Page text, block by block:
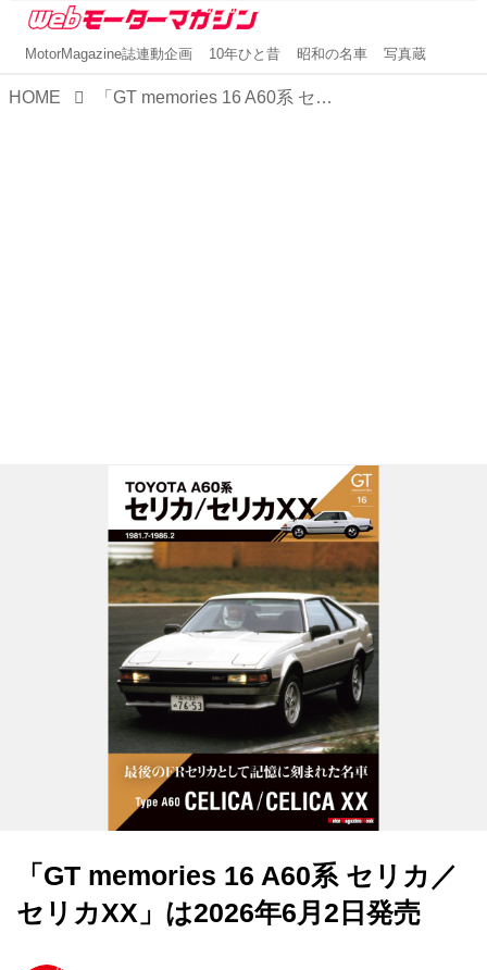
MotorMagazine誌連動企画 10年ひと昔 昭和の名車 写真蔵
HOME 「GT memories 16 A60系 セリカ／セリカXX」は2026年6月2日発売
「GT memories 16 A60系 セリカ／
セリカXX」は2026年6月2日発売